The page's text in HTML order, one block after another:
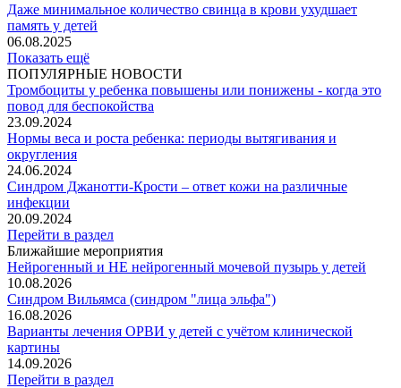
Даже минимальное количество свинца в крови ухудшает
память у детей
06.08.2025
Показать ещё
ПОПУЛЯРНЫЕ НОВОСТИ
Тромбоциты у ребенка повышены или понижены - когда это
повод для беспокойства
23.09.2024
Нормы веса и роста ребенка: периоды вытягивания и
округления
24.06.2024
Синдром Джанотти-Крости – ответ кожи на различные
инфекции
20.09.2024
Перейти в раздел
Ближайшие мероприятия
Нейрогенный и НЕ нейрогенный мочевой пузырь у детей
10.08.2026
Синдром Вильямса (синдром "лица эльфа")
16.08.2026
Варианты лечения ОРВИ у детей с учётом клинической
картины
14.09.2026
Перейти в раздел